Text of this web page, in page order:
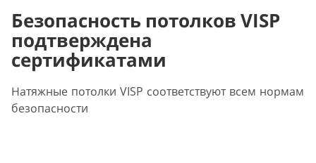
Безопасность потолков VISP
подтверждена
сертификатами
Натяжные потолки VISP соответствуют всем нормам
безопасности